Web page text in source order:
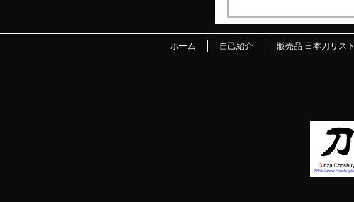
ホーム 自己紹介 販売品 日本刀リスト